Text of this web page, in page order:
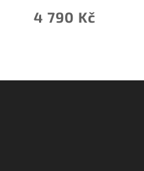
4 790 Kč